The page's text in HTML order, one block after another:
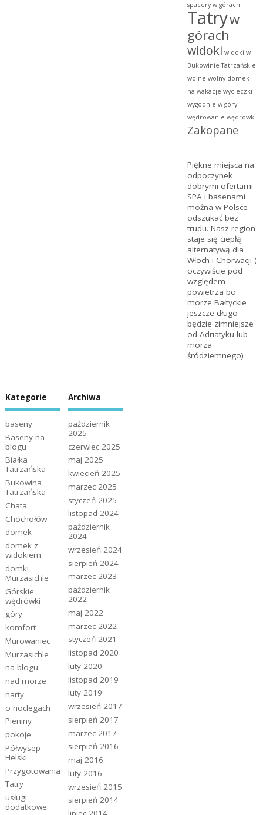
spacery w górach
Tatryw
górach
widoki widoki w
Bukowinie Tatrzańskiej
wolne wolny domek
na wakacje wycieczki
wygodnie w góry
wędrowanie wędrówki
Zakopane
Piękne miejsca na
odpoczynek
dobrymi ofertami
SPAi basenami
można w Polsce
odszukać bez
trudu. Nasz region
staje się ciepłą
alternatywą dla
Włoch i Chorwacji (
oczywiście pod
względem
powietrza bo
morze Bałtyckie
jeszcze długo
będzie zimniejsze
od Adriatyku lub
morza
śródziemnego)
Kategorie
baseny
Baseny na
blogu
Białka
Tatrzańska
Bukowina
Tatrzańska
Chata
Chochołów
domek
domek z
widokiem
domki
Murzasichle
Górskie
wędrówki
góry
komfort
Murowaniec
Murzasichle
na blogu
nad morze
narty
o noclegach
Pieniny
pokoje
Półwysep
Helski
Przygotowania
Tatry
usługi
dodatkowe
Archiwa
październik
2025
czerwiec 2025
maj 2025
kwiecień 2025
marzec 2025
styczeń 2025
listopad 2024
październik
2024
wrzesień 2024
sierpień 2024
marzec 2023
październik
2022
maj 2022
marzec 2022
styczeń 2021
listopad 2020
luty 2020
listopad 2019
luty 2019
wrzesień 2017
sierpień 2017
marzec 2017
sierpień 2016
maj 2016
luty 2016
wrzesień 2015
sierpień 2014